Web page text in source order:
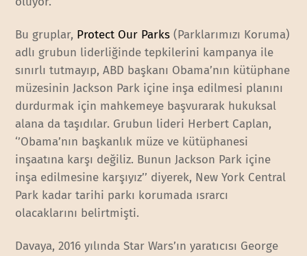
Bu gruplar, Protect Our Parks(Parklarımızı Koruma)
adlı grubun liderliğinde tepkilerini kampanya ile
sınırlı tutmayıp, ABD başkanı Obama’nın kütüphane
müzesinin Jackson Park içine inşa edilmesi planını
durdurmak için mahkemeye başvurarak hukuksal
alana da taşıdılar. Grubun lideri Herbert Caplan,
‘’Obama’nın başkanlık müze ve kütüphanesi
inşaatına karşı değiliz. Bunun Jackson Park içine
inşa edilmesine karşıyız’’ diyerek, New York Central
Park kadar tarihi parkı korumada ısrarcı
olacaklarını belirtmişti.
Davaya, 2016 yılında Star Wars’ın yaratıcısı George